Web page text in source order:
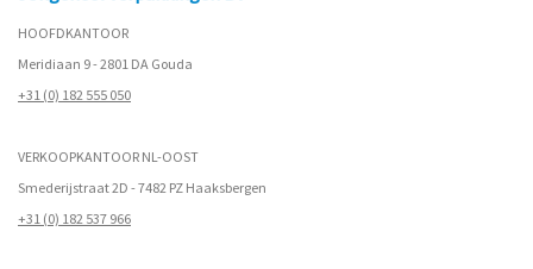
HOOFDKANTOOR
Meridiaan 9 - 2801 DA Gouda
+31 (0) 182 555 050
VERKOOPKANTOOR NL-OOST
Smederijstraat 2D - 7482 PZ Haaksbergen
+31 (0) 182 537 966